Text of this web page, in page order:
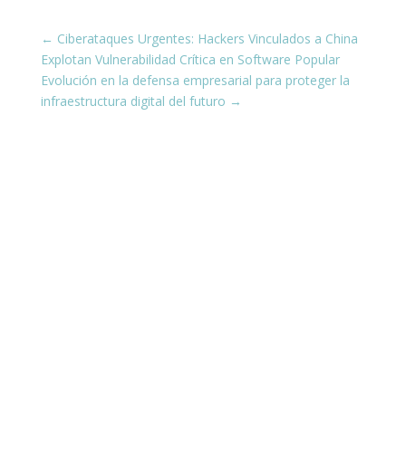
← Ciberataques Urgentes: Hackers Vinculados a China
Explotan Vulnerabilidad Crítica en Software Popular
Evolución en la defensa empresarial para proteger la
infraestructura digital del futuro →